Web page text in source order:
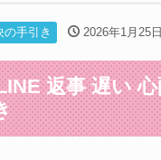
手引き 2026年1月25日
返事 遅い